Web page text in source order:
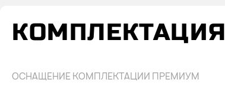
КОМПЛЕКТАЦИЯ
ОСНАЩЕНИЕ КОМПЛЕКТАЦИИ ПРЕМИУМ